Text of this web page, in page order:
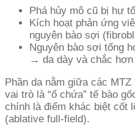
Phá hủy mô cũ bị hư
Kích hoạt phản ứng
nguyên bào sợi
Nguyên bào sợi tổng
→ da dày và chắc hơn
Phần da nằm giữa các
vai trò là “ổ chứa” tế bào
chính là điểm khác biệt cốt
(ablative full-field).